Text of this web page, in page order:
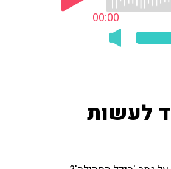
00:00
לעשות